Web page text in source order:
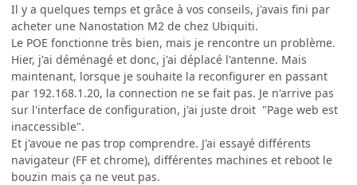
Il y a quelques temps et grâce à vos conseils, j'avais fini par
acheter une Nanostation M2 de chez Ubiquiti.
Le POE fonctionne très bien, mais je rencontre un problème.
Hier, j'ai déménagé et donc, j'ai déplacé l'antenne. Mais
maintenant, lorsque je souhaite la reconfigurer en passant
par 192.168.1.20, la connection ne se fait pas. Je n'arrive pas
sur l'interface de configuration, j'ai juste droit "Page web est
inaccessible".
Et j'avoue ne pas trop comprendre. J'ai essayé différents
navigateur (FF et chrome), différentes machines et reboot le
bouzin mais ça ne veut pas.